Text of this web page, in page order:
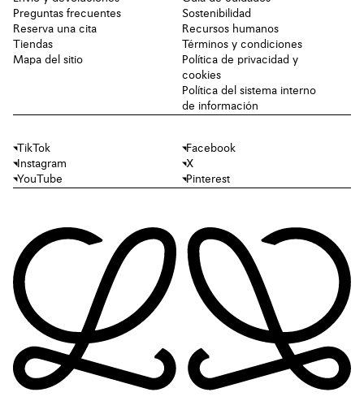
Preguntas frecuentes
Reserva una cita
Tiendas
Mapa del sitio
Sostenibilidad
Recursos humanos
Términos y condiciones
Política de privacidad y
cookies
Política del sistema interno
de información
TikTok
Facebook
Instagram
X
YouTube
Pinterest